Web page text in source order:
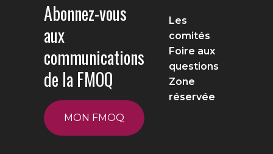
Abonnez-vous
aux
communications
de la FMOQ
MON FMOQ
Les
comités
Foire aux
questions
Zone
réservée